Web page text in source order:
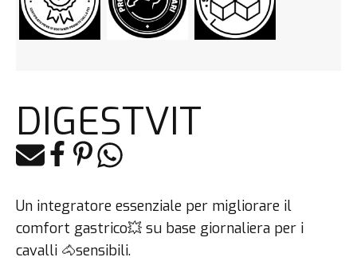
DIGESTVIT
E-mailFacebook
PinterestWhatsapp
Un integratore essenziale per migliorare il
comfort gastrico💥 su base giornaliera per i
cavalli 🐴sensibili.